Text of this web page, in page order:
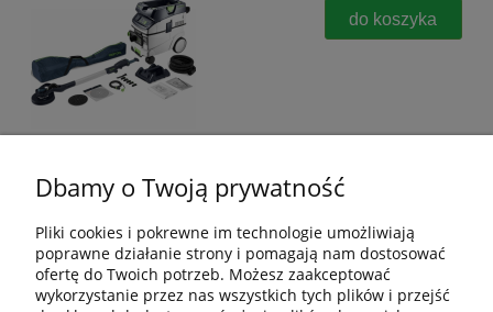
do koszyka
Pomoc
Dbamy o Twoją prywatność
Pliki cookies i pokrewne im technologie umożliwiają
poprawne działanie strony i pomagają nam dostosować
ofertę do Twoich potrzeb. Możesz zaakceptować
wykorzystanie przez nas wszystkich tych plików i przejść